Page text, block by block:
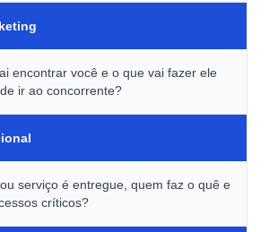
encontrar você e o que vai fazer ele
ir ao concorrente?
serviço é entregue, quem faz o quê e
críticos?